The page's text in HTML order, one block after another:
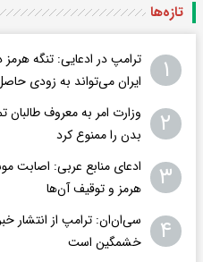
تازه‌ها
۱
ترامپ در ادعایی: تنگه
ایران می‌تواند به‌ زودی
۲
وزارت امر به معروف
بدن را ممنوع کرد
۳
ادعای منابع عربی: اصابت
هرمز و توقیف آن‌ها
۴
سی‌ان‌ان: ترامپ از انتشار
خشمگین است